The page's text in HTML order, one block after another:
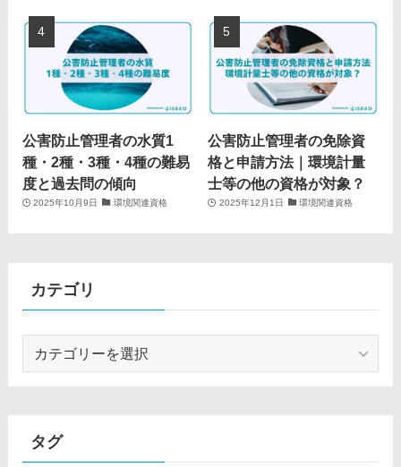
公害防止管理者の水質1
種・2種・3種・4種の難易
度と過去問の傾向
2025年10月9日 環境関連資格
公害防止管理者の免除資
格と申請方法｜環境計量
士等の他の資格が対象？
2025年12月1日 環境関連資格
カテゴリ
タグ